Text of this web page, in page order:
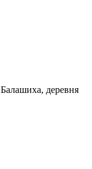
деревня